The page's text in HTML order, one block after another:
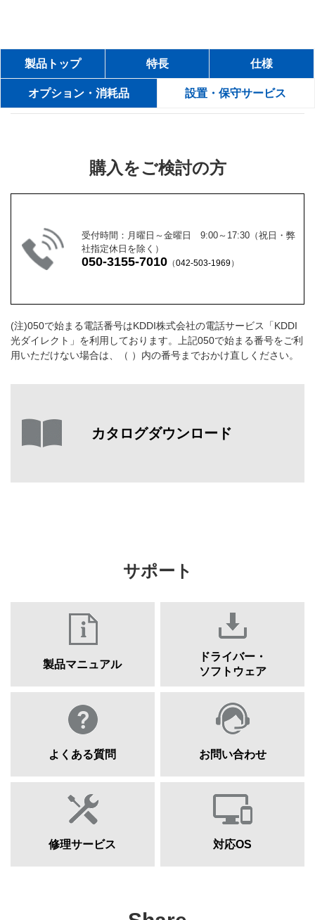
製品トップ 特長 仕様
オプション・消耗品 設置・保守サービス
購入をご検討の方
受付時間：月曜日～金曜日 9:00～17:30（祝日・弊
社指定休日を除く）
050-3155-7010 （042-503-1969）
(注)050で始まる電話番号はKDDI株式会社の電話サービス「KDDI
光ダイレクト」を利用しております。上記050で始まる番号をご利
用いただけない場合は、（ ）内の番号までおかけ直しください。
カタログダウンロード
サポート
製品マニュアル
ドライバー・
ソフトウェア
よくある質問 お問い合わせ
修理サービス 対応OS